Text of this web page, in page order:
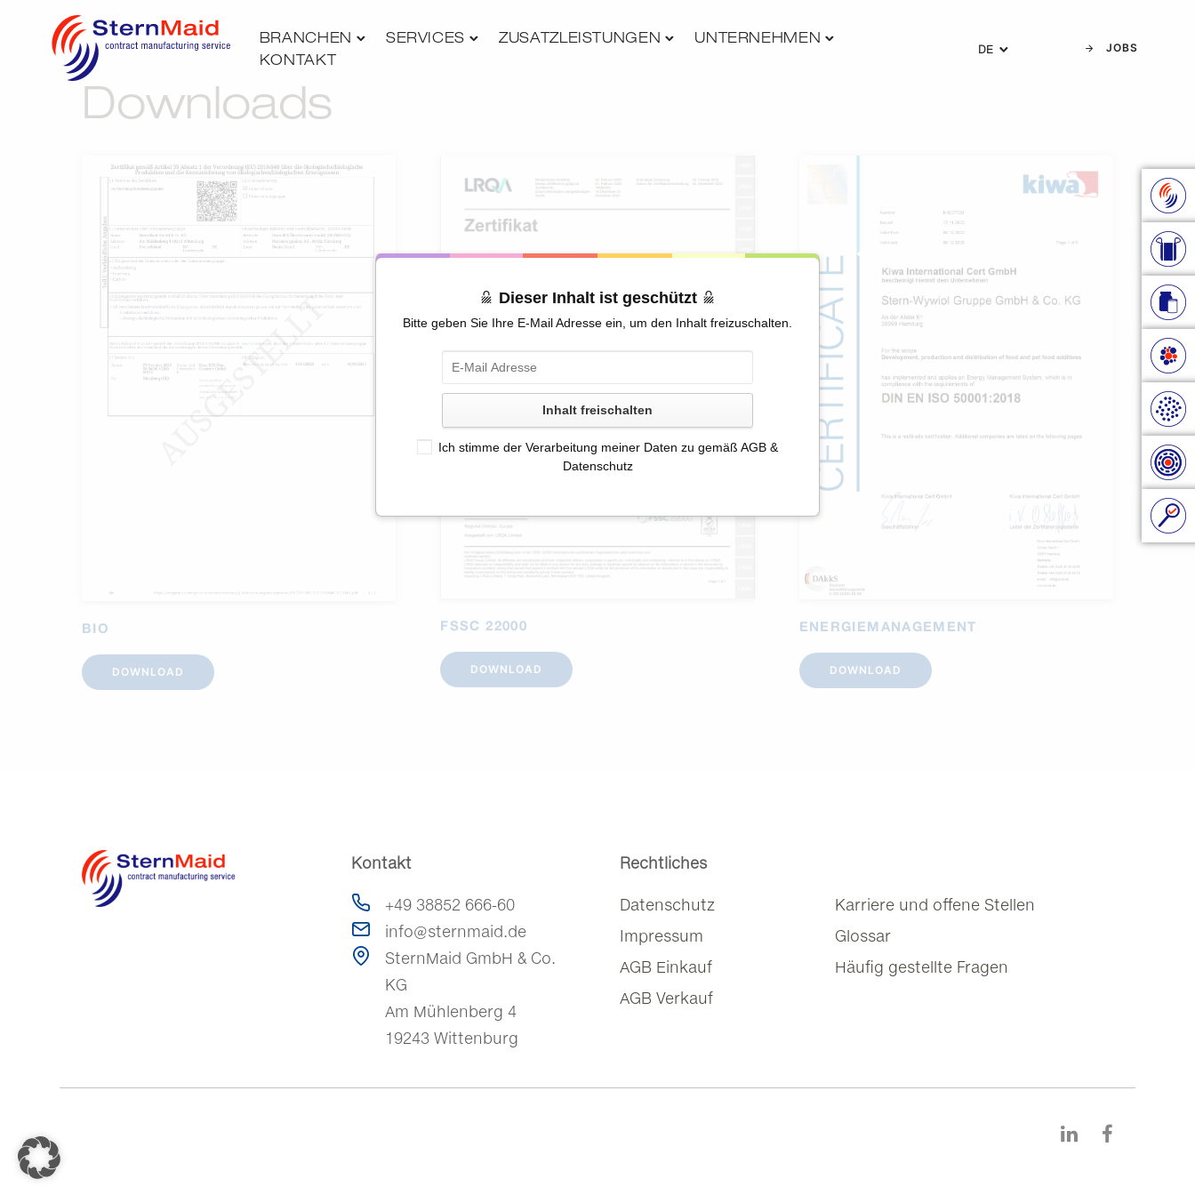
BRANCHEN SERVICES ZUSATZLEISTUNGEN
UNTERNEHMEN
KONTAKT
DE JOBS
Downloads
BIO
DOWNLOAD
FSSC 22000
DOWNLOAD
ENERGIEMANAGEMENT
DOWNLOAD
Dieser Inhalt ist geschützt
Bitte geben Sie Ihre E-Mail Adresse ein, um den Inhalt freizuschalten.
Inhalt freischalten
Ich stimme der Verarbeitung meiner Daten zu gemäß AGB &
Datenschutz
Kontakt
+49 38852 666-60
info@sternmaid.de
SternMaid GmbH & Co.
KG
Am Mühlenberg 4
19243 Wittenburg
Rechtliches
Datenschutz
Impressum
AGB Einkauf
AGB Verkauf
Karriere und offene Stellen
Glossar
Häufig gestellte Fragen